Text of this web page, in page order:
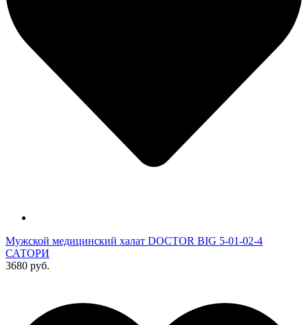
Мужской медицинский халат DOCTOR BIG 5-01-02-4
САТОРИ
3680 руб.